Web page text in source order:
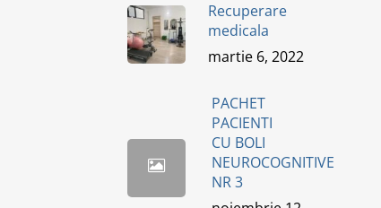
Recuperare
medicala
martie 6, 2022
PACHET
PACIENTI
CU BOLI
NEUROCOGNITIVE
NR 3